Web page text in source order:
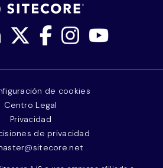
de cookies
Centro Legal
Privacidad
de privacidad